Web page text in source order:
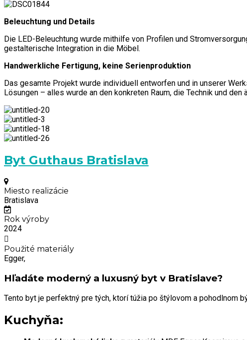
Beleuchtung und Details
Die LED-Beleuchtung wurde mithilfe von Profilen und
gestalterische Integration in die Möbel.
Handwerkliche Fertigung, keine Serienproduktion
Das gesamte Projekt wurde individuell entworfen und in unserer
Lösungen – alles wurde an den konkreten Raum, die Technik und
Byt Guthaus Bratislava
Miesto realizácie
Bratislava
Rok výroby
2024
Použité materiály
Egger,
Hľadáte moderný a luxusný byt v Bratislave?
Tento byt je perfektný pre tých, ktorí túžia po štýlovom a pohodlnom
Kuchyňa: